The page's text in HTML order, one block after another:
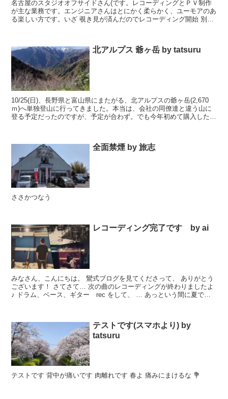
名古屋のスタジオオフサイドさん(です。レコーディングとＰＶ制作
が主な業務です。エンジニアさんはとにかく柔らかく、ユーモアのあ
る楽しい方です。いざ 覗き見が済んだのでレコーディング開始 別の
北アルプス 爺ヶ岳 by tatsuru
10/25(日)、長野県と富山県にまたがる、北アルプスの爺ヶ岳(2,670
ｍ)へ単独登山に行ってきました。本当は、会社の同僚達と違う山に
登る予定だったのですが、予定が合わず。でも今年初めて購入したガ
全面禁煙 by 旅志
ささかつなう
レコーディング完了です by ai
みなさん、こんにちは。 鸞式ブログを見てくださって、 ありがとう
ございます！ さてさて… 次の曲のレコーディングが終わりましたよ
♪ ドラム、ベース、ギター rec をして、 … あっという間に夏で
テストです(スマホより) by
tatsuru
テストです 背中が痛いです 肉離れです 春よ 痛みにまけるな 💐